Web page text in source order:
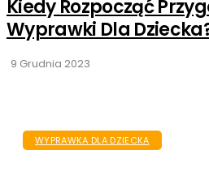
Kiedy Rozpocząć
Wyprawki Dla
9 Grudnia 2023
WYPRAWKA DLA DZIECKA